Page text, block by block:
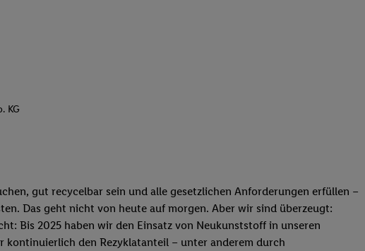
KG
gut recycelbar sein und alle gesetzlichen Anforderungen erfüllen –
Das geht nicht von heute auf morgen. Aber wir sind überzeugt:
Bis 2025 haben wir den Einsatz von Neukunststoff in unseren
kontinuierlich den Rezyklatanteil – unter anderem durch